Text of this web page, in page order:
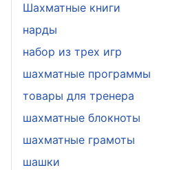
Шахматные книги
нарды
набор из трех игр
шахматные программы
товары для тренера
шахматные блокноты
шахматные грамоты
шашки